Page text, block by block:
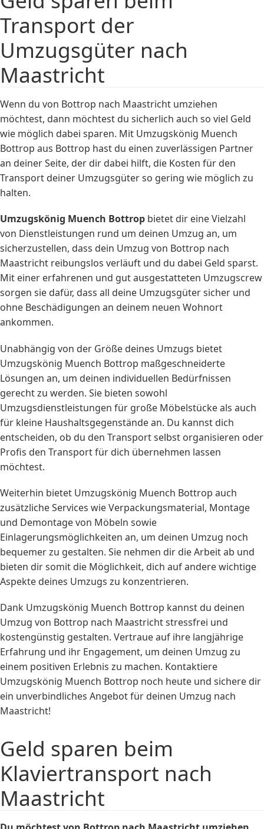
Transport der
Umzugsgüter nach
Maastricht
Wenn du von Bottrop nach Maastricht umziehen
möchtest, dann möchtest du sicherlich auch so viel Geld
wie möglich dabei sparen. Mit Umzugskönig Muench
Bottrop aus Bottrop hast du einen zuverlässigen Partner
an deiner Seite, der dir dabei hilft, die Kosten für den
Transport deiner Umzugsgüter so gering wie möglich zu
halten.
Umzugskönig Muench Bottrop bietet dir eine Vielzahl
von Dienstleistungen rund um deinen Umzug an, um
sicherzustellen, dass dein Umzug von Bottrop nach
Maastricht reibungslos verläuft und du dabei Geld sparst.
Mit einer erfahrenen und gut ausgestatteten Umzugscrew
sorgen sie dafür, dass all deine Umzugsgüter sicher und
ohne Beschädigungen an deinem neuen Wohnort
ankommen.
Unabhängig von der Größe deines Umzugs bietet
Umzugskönig Muench Bottrop maßgeschneiderte
Lösungen an, um deinen individuellen Bedürfnissen
gerecht zu werden. Sie bieten sowohl
Umzugsdienstleistungen für große Möbelstücke als auch
für kleine Haushaltsgegenstände an. Du kannst dich
entscheiden, ob du den Transport selbst organisieren oder
Profis den Transport für dich übernehmen lassen
möchtest.
Weiterhin bietet Umzugskönig Muench Bottrop auch
zusätzliche Services wie Verpackungsmaterial, Montage
und Demontage von Möbeln sowie
Einlagerungsmöglichkeiten an, um deinen Umzug noch
bequemer zu gestalten. Sie nehmen dir die Arbeit ab und
bieten dir somit die Möglichkeit, dich auf andere wichtige
Aspekte deines Umzugs zu konzentrieren.
Dank Umzugskönig Muench Bottrop kannst du deinen
Umzug von Bottrop nach Maastricht stressfrei und
kostengünstig gestalten. Vertraue auf ihre langjährige
Erfahrung und ihr Engagement, um deinen Umzug zu
einem positiven Erlebnis zu machen. Kontaktiere
Umzugskönig Muench Bottrop noch heute und sichere dir
ein unverbindliches Angebot für deinen Umzug nach
Maastricht!
Geld sparen beim
Klaviertransport nach
Maastricht